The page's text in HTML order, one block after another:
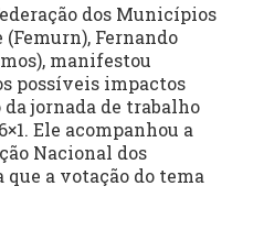
dos Municípios
(Femurn), Fernando
manifestou
possíveis impactos
jornada de trabalho
Ele acompanhou a
Nacional dos
a votação do tema